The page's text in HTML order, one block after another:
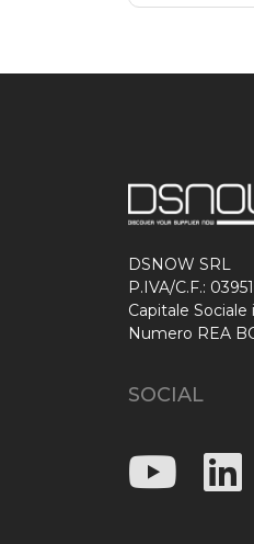
DSNOW SRL
P.IVA/C.F.:
Capitale
Numero REA
SOCIAL